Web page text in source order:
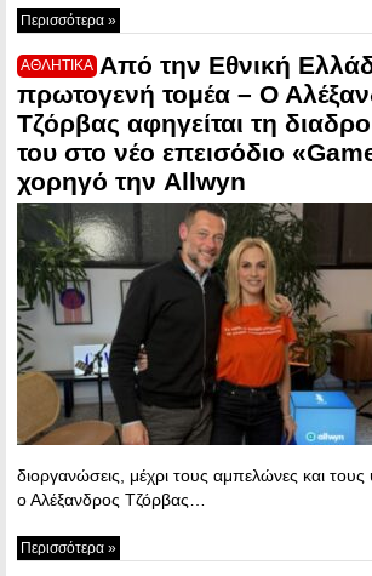
Περισσότερα »
ΑΘΛΗΤΙΚΑ Από την Εθνική
πρωτογενή τομέα – Ο
Τζόρβας αφηγείται τη
του στο νέο επεισόδιο
χορηγό την Allwyn
διοργανώσεις, μέχρι τους αμπελώνες και
ο Αλέξανδρος Τζόρβας…
Περισσότερα »